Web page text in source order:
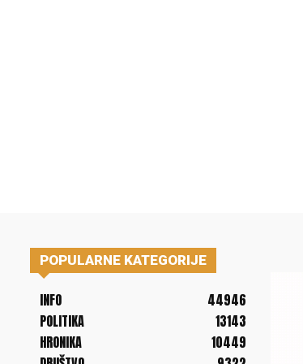
POPULARNE KATEGORIJE
INFO
44946
POLITIKA
13143
HRONIKA
10449